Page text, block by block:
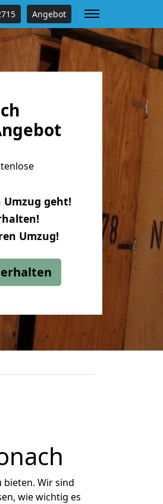
Angebot
geht!
Umzug!
bieten. Wir sind
wie wichtig es